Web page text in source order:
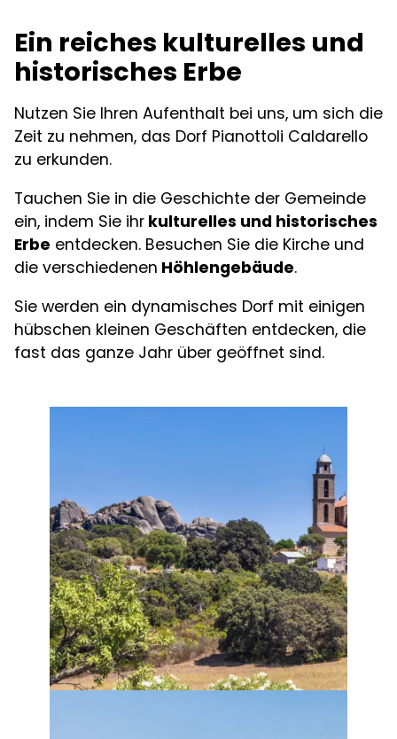
Ein reiches kulturelles und
historisches Erbe
Nutzen Sie Ihren Aufenthalt bei uns, um sich die
Zeit zu nehmen, das Dorf Pianottoli Caldarello
zu erkunden.
Tauchen Sie in die Geschichte der Gemeinde
ein, indem Sie ihr kulturelles und historisches
Erbe entdecken. Besuchen Sie die Kirche und
die verschiedenen Höhlengebäude.
Sie werden ein dynamisches Dorf mit einigen
hübschen kleinen Geschäften entdecken, die
fast das ganze Jahr über geöffnet sind.